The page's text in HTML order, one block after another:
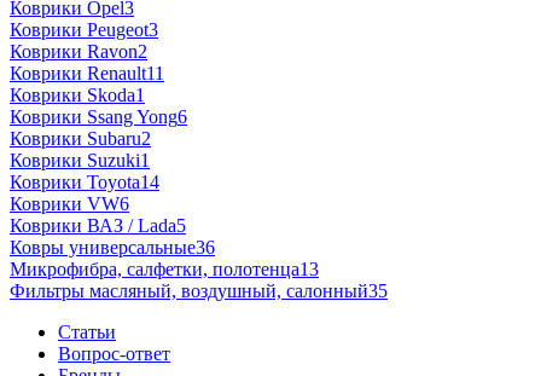
Коврики Opel3
Коврики Peugeot3
Коврики Ravon2
Коврики Renault11
Коврики Skoda1
Коврики Ssang Yong6
Коврики Subaru2
Коврики Suzuki1
Коврики Toyota14
Коврики VW6
Коврики ВАЗ / Lada5
Ковры универсальные36
Микрофибра, салфетки, полотенца13
Фильтры масляный, воздушный, салонный35
Статьи
Вопрос-ответ